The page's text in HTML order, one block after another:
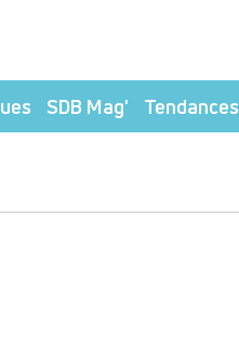
SDB Mag' Tendances